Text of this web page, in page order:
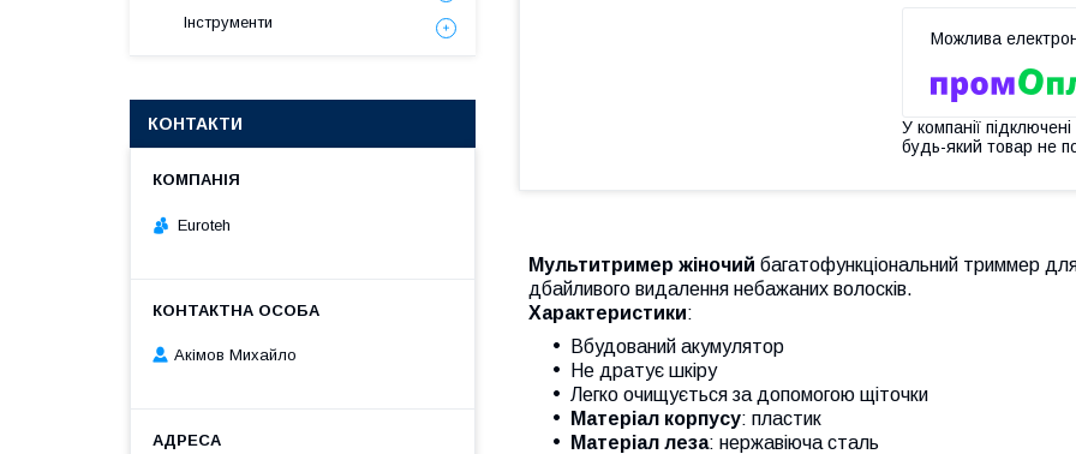
У компанії
будь-який товар не
Мультитример жіночий багатофункціональний триммер
дбайливого видалення небажаних волосків.
Характеристики:
Вбудований акумулятор
Не дратує шкіру
Легко очищується за допомогою щіточки
Матеріал корпусу: пластик
Матеріал леза: нержавіюча сталь
Інструменти
КОНТАКТИ
Euroteh
Акімов Михайло